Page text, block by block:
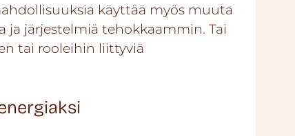
käyttää myös muuta
ja järjestelmiä tehokkaammin. Tai
tai rooleihin liittyviä